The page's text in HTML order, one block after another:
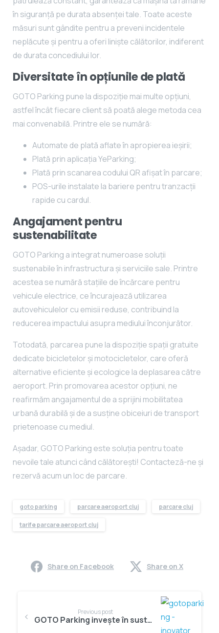
în siguranță pe durata absenței tale. Toate aceste
măsuri sunt gândite pentru a preveni incidentele
neplăcute și pentru a oferi liniște călătorilor, indiferent
de durata concediului lor.
Diversitate în opțiunile de plată
GOTO Parking pune la dispoziție mai multe opțiuni,
astfel încât fiecare client să poată alege metoda cea
mai convenabilă. Printre ele se numără:
Automate de plată aflate în apropierea ieșirii​;
Plată prin aplicația YeParking​;
Plată prin scanarea codului QR afișat în parcare;
POS-urile instalate la bariere pentru tranzacții
rapide cu cardul​.
Angajament pentru
sustenabilitate
GOTO Parking a integrat numeroase soluții
sustenabile în infrastructura și serviciile sale. Printre
acestea se numără stațiile de încărcare pentru
vehicule electrice, ce încurajează utilizarea
autovehiculelor cu emisii reduse, contribuind la
reducerea impactului asupra mediului înconjurător.
Totodată, parcarea pune la dispoziție spații gratuite
dedicate bicicletelor și motocicletelor, care oferă
alternative eficiente și ecologice la deplasarea către
aeroport. Prin promovarea acestor opțiuni, ne
reafirmăm angajamentul de a sprijini mobilitatea
urbană durabilă și de a susține obiceiuri de transport
prietenoase cu mediul.
Așadar, GOTO Parking este soluția pentru toate
nevoile tale atunci când călătorești! Contacteză-ne și
rezervă acum un loc de parcare.
goto parking parcare aeroport cluj parcare cluj
tarife parcare aeroport cluj
Share on Facebook Share on X
Reading
Previous post
GOTO Parking invește în sustenabilitate, servicii moderne, digitalizare și o infrastructură durabilă